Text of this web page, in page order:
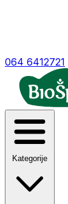
064 6412721
Kategorije